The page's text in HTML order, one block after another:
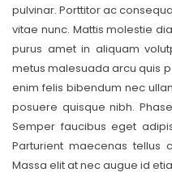
pulvinar. Porttitor ac
vitae nunc. Mattis molestie
purus amet in aliquam
metus malesuada arcu quis
enim felis bibendum nec
posuere quisque nibh.
Semper faucibus eget
Parturient maecenas tellus
Massa elit at nec augue id